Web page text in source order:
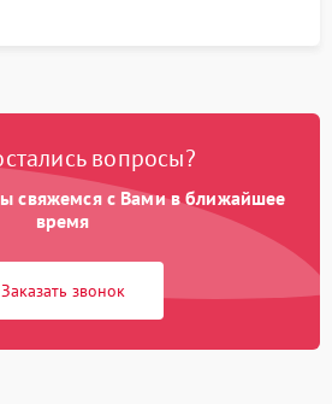
вопросы?
свяжемся с Вами в ближайшее
время
Заказать звонок